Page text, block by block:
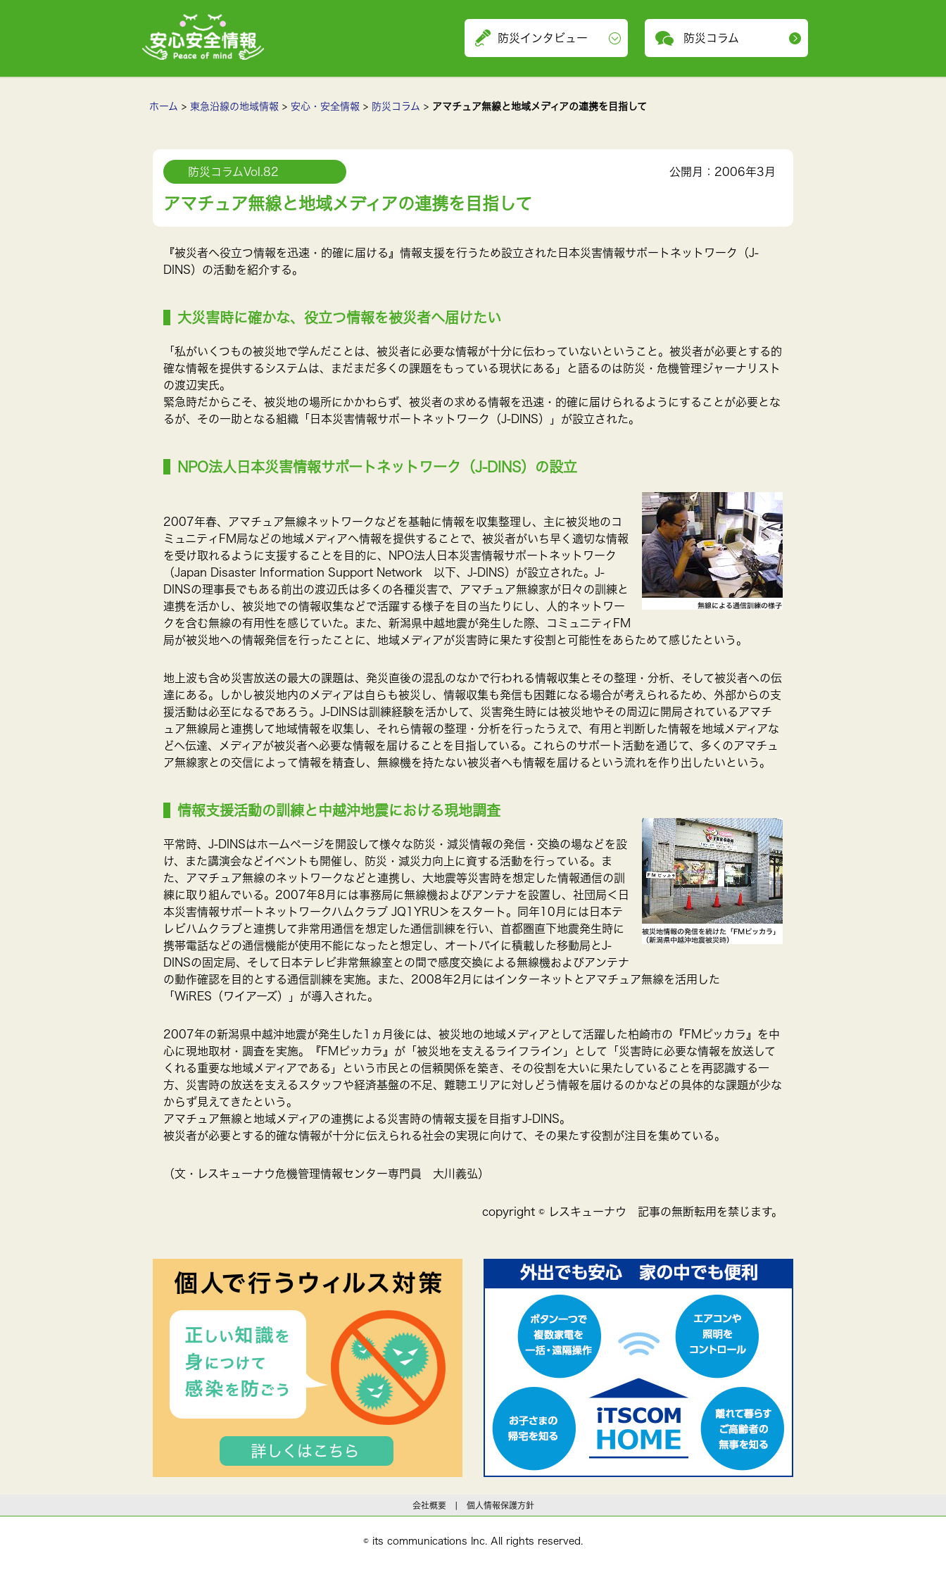
防災インタビュー 防災コラム
ホーム 東急沿線の地域情報 安心・安全情報 防災コラム アマチュア無線と地域メディアの連携を目指して
防災コラムVol.82
アマチュア無線と地域メディアの連携を目指して
公開月：2006年3月
『被災者へ役立つ情報を迅速・的確に届ける』情報支援を行うため設立された日本災害情報サポートネットワーク（J-
DINS）の活動を紹介する。
大災害時に確かな、役立つ情報を被災者へ届けたい
「私がいくつもの被災地で学んだことは、被災者に必要な情報が十分に伝わっていないということ。被災者が必要とする的
確な情報を提供するシステムは、まだまだ多くの課題をもっている現状にある」と語るのは防災・危機管理ジャーナリスト
の渡辺実氏。
緊急時だからこそ、被災地の場所にかかわらず、被災者の求める情報を迅速・的確に届けられるようにすることが必要とな
るが、その一助となる組織「日本災害情報サポートネットワーク（J-DINS）」が設立された。
NPO法人日本災害情報サポートネットワーク（J-DINS）の設立
2007年春、アマチュア無線ネットワークなどを基軸に情報を収集整理し、主に被災地のコ
ミュニティFM局などの地域メディアへ情報を提供することで、被災者がいち早く適切な情報
を受け取れるように支援することを目的に、NPO法人日本災害情報サポートネットワーク
（Japan Disaster Information Support Network 以下、J-DINS）が設立された。J-
DINSの理事長でもある前出の渡辺氏は多くの各種災害で、アマチュア無線家が日々の訓練と
連携を活かし、被災地での情報収集などで活躍する様子を目の当たりにし、人的ネットワー
クを含む無線の有用性を感じていた。また、新潟県中越地震が発生した際、コミュニティFM
局が被災地への情報発信を行ったことに、地域メディアが災害時に果たす役割と可能性をあらためて感じたという。
地上波も含め災害放送の最大の課題は、発災直後の混乱のなかで行われる情報収集とその整理・分析、そして被災者への伝
達にある。しかし被災地内のメディアは自らも被災し、情報収集も発信も困難になる場合が考えられるため、外部からの支
援活動は必至になるであろう。J-DINSは訓練経験を活かして、災害発生時には被災地やその周辺に開局されているアマチ
ュア無線局と連携して地域情報を収集し、それら情報の整理・分析を行ったうえで、有用と判断した情報を地域メディアな
どへ伝達、メディアが被災者へ必要な情報を届けることを目指している。これらのサポート活動を通じて、多くのアマチュ
ア無線家との交信によって情報を精査し、無線機を持たない被災者へも情報を届けるという流れを作り出したいという。
情報支援活動の訓練と中越沖地震における現地調査
平常時、J-DINSはホームページを開設して様々な防災・減災情報の発信・交換の場などを設
け、また講演会などイベントも開催し、防災・減災力向上に資する活動を行っている。ま
た、アマチュア無線のネットワークなどと連携し、大地震等災害時を想定した情報通信の訓
練に取り組んでいる。2007年8月には事務局に無線機およびアンテナを設置し、社団局＜日
本災害情報サポートネットワークハムクラブ JQ1YRU＞をスタート。同年10月には日本テ
レビハムクラブと連携して非常用通信を想定した通信訓練を行い、首都圏直下地震発生時に
携帯電話などの通信機能が使用不能になったと想定し、オートバイに積載した移動局とJ-
DINSの固定局、そして日本テレビ非常無線室との間で感度交換による無線機およびアンテナ
の動作確認を目的とする通信訓練を実施。また、2008年2月にはインターネットとアマチュア無線を活用した
「WiRES（ワイアーズ）」が導入された。
2007年の新潟県中越沖地震が発生した1ヵ月後には、被災地の地域メディアとして活躍した柏崎市の『FMピッカラ』を中
心に現地取材・調査を実施。『FMピッカラ』が「被災地を支えるライフライン」として「災害時に必要な情報を放送して
くれる重要な地域メディアである」という市民との信頼関係を築き、その役割を大いに果たしていることを再認識する一
方、災害時の放送を支えるスタッフや経済基盤の不足、難聴エリアに対しどう情報を届けるのかなどの具体的な課題が少な
からず見えてきたという。
アマチュア無線と地域メディアの連携による災害時の情報支援を目指すJ-DINS。
被災者が必要とする的確な情報が十分に伝えられる社会の実現に向けて、その果たす役割が注目を集めている。
（文・レスキューナウ危機管理情報センター専門員 大川義弘）
copyright © レスキューナウ 記事の無断転用を禁じます。
会社概要| 個人情報保護方針
© its communications Inc. All rights reserved.